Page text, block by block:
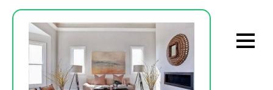
Перейти
содержимому